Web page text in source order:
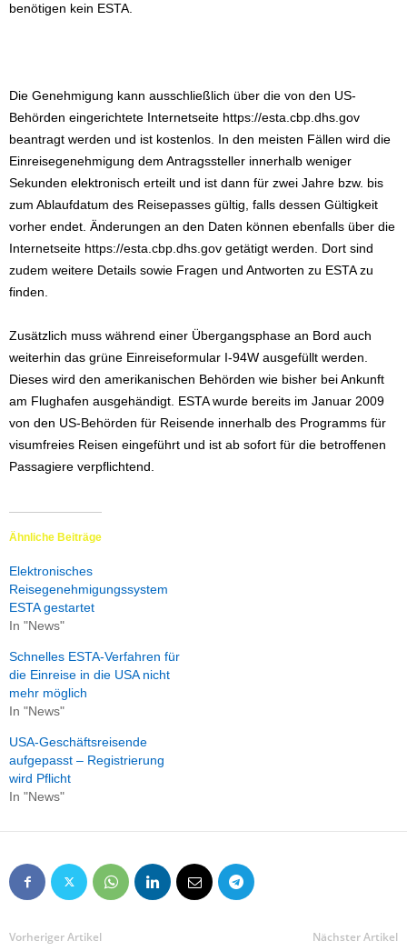
benötigen kein ESTA.
Die Genehmigung kann ausschließlich über die von den US-
Behörden eingerichtete Internetseite https://esta.cbp.dhs.gov
beantragt werden und ist kostenlos. In den meisten Fällen wird die
Einreisegenehmigung dem Antragssteller innerhalb weniger
Sekunden elektronisch erteilt und ist dann für zwei Jahre bzw. bis
zum Ablaufdatum des Reisepasses gültig, falls dessen Gültigkeit
vorher endet. Änderungen an den Daten können ebenfalls über die
Internetseite https://esta.cbp.dhs.gov getätigt werden. Dort sind
zudem weitere Details sowie Fragen und Antworten zu ESTA zu
finden.
Zusätzlich muss während einer Übergangsphase an Bord auch
weiterhin das grüne Einreiseformular I-94W ausgefüllt werden.
Dieses wird den amerikanischen Behörden wie bisher bei Ankunft
am Flughafen ausgehändigt. ESTA wurde bereits im Januar 2009
von den US-Behörden für Reisende innerhalb des Programms für
visumfreies Reisen eingeführt und ist ab sofort für die betroffenen
Passagiere verpflichtend.
Ähnliche Beiträge
Elektronisches
Reisegenehmigungssystem
ESTA gestartet
In "News"
Schnelles ESTA-Verfahren für
die Einreise in die USA nicht
mehr möglich
In "News"
USA-Geschäftsreisende
aufgepasst – Registrierung
wird Pflicht
In "News"
Vorheriger Artikel Nächster Artikel